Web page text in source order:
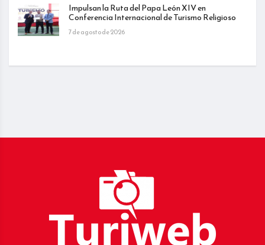
Impulsan la Ruta del Papa León XIV en
Conferencia Internacional de Turismo Religioso
7 de agosto de 2026